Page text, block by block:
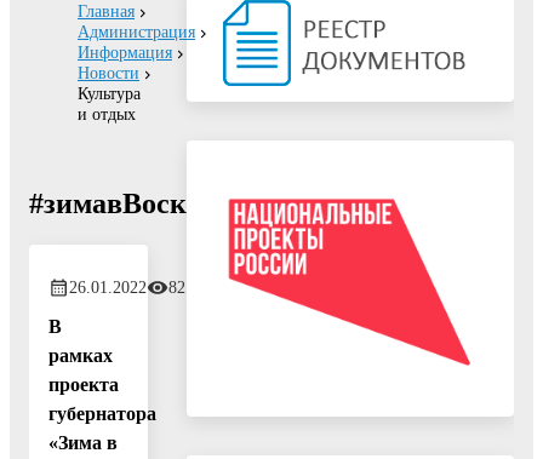
Главная
Администрация
Информация
Новости
Культура
и отдых
#зимавВоскресенске
26.01.2022 821
В
рамках
проекта
губернатора
«Зима в